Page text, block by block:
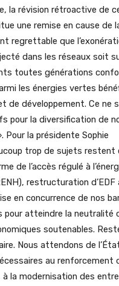
la révision rétroactive de
une remise en cause de
regrettable que
dans les réseaux soit
toutes générations
les énergies vertes
de développement. Ce ne
pour la diversification de
Pour la présidente Sophie
trop de sujets restent
de l’accès régulé à
restructuration d’EDF
en concurrence de nos
pour atteindre la neutralité
soutenables.
Nous attendons de
au renforcement
la modernisation des